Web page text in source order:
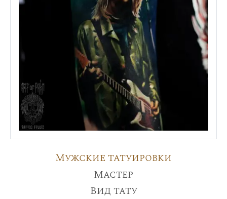
Мужские татуировки
Мастер
Вид тату